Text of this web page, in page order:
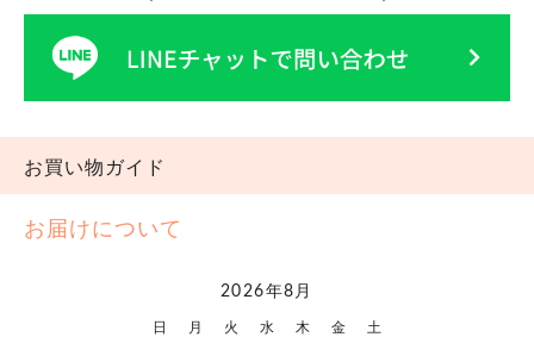
お買い物ガイド
お届けについて
2026年8月
日 月 火 水 木 金 土